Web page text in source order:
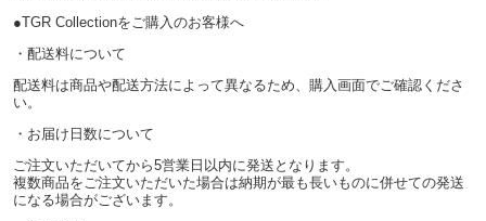
●TGR Collectionをご購入のお客様へ
・配送料について
配送料は商品や配送方法によって異なるため、購入画面でご確認くださ
い。
・お届け日数について
ご注文いただいてから5営業日以内に発送となります。
複数商品をご注文いただいた場合は納期が最も長いものに併せての発送
になる場合がございます。